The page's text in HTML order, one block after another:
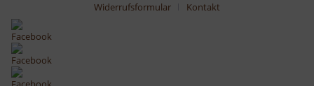
Widerrufsformular
Kontakt